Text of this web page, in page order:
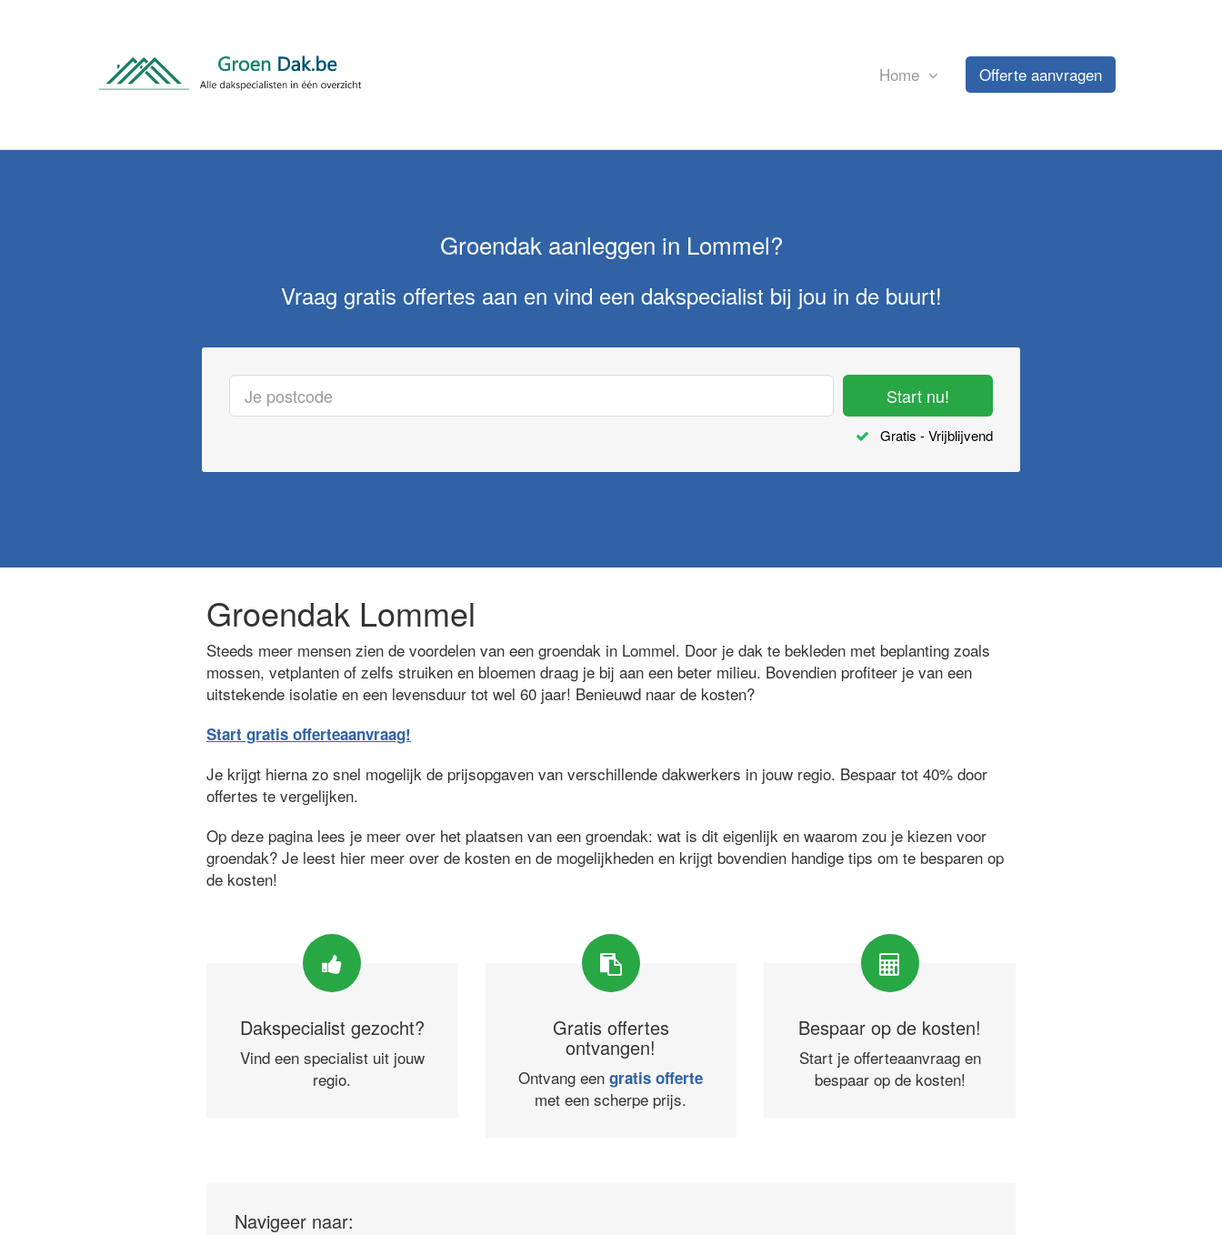
Home Offerte aanvragen
Groendak aanleggen in Lommel?
Vraag gratis offertes aan en vind een dakspecialist bij jou in de buurt!
Start nu!
Gratis - Vrijblijvend
Groendak Lommel
Steeds meer mensen zien de voordelen van een groendak in Lommel. Door je dak te bekleden met beplanting zoals
mossen, vetplanten of zelfs struiken en bloemen draag je bij aan een beter milieu. Bovendien profiteer je van een
uitstekende isolatie en een levensduur tot wel 60 jaar! Benieuwd naar de kosten?
Start gratis offerteaanvraag!
Je krijgt hierna zo snel mogelijk de prijsopgaven van verschillende dakwerkers in jouw regio. Bespaar tot 40% door
offertes te vergelijken.
Op deze pagina lees je meer over het plaatsen van een groendak: wat is dit eigenlijk en waarom zou je kiezen voor
groendak? Je leest hier meer over de kosten en de mogelijkheden en krijgt bovendien handige tips om te besparen op
de kosten!
Dakspecialist gezocht?
Vind een specialist uit jouw
regio.
Gratis offertes
ontvangen!
Ontvang eengratis offerte
met een scherpe prijs.
Bespaar op de kosten!
Start je offerteaanvraag en
bespaar op de kosten!
Navigeer naar: